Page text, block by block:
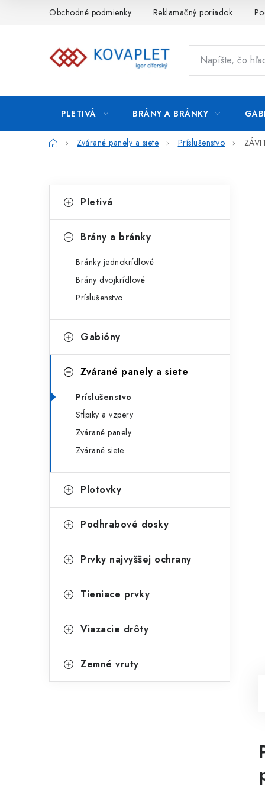
Obchodné podmienky Reklamačný poriadok
PLETIVÁ BRÁNY A BRÁNKY
DomovZvárané panely a siete Príslušenstvo
o
n
l
kategórie
a
e
Pletivá
Brány a bránky
Bránky jednokrídlové
Brány dvojkrídlové
Príslušenstvo
Gabióny
Zvárané panely a siete
Príslušenstvo
Stĺpiky a vzpery
Zvárané panely
Zvárané siete
Plotovky
Podhrabové dosky
Prvky najvyššej ochrany
Tieniace prvky
Viazacie drôty
Zemné vruty